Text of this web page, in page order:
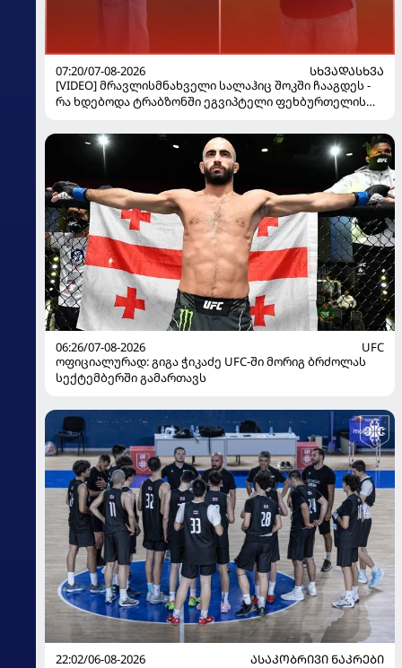
07:20/07-08-2026
ᲡᲮᲕᲐᲓᲐᲡᲮᲕᲐ
[VIDEO] მრავლისმნახველი სალაჰიც შოკში ჩააგდეს -
რა ხდებოდა ტრაბზონში ეგვიპტელი ფეხბურთელის
06:26/07-08-2026
UFC
ოფიციალურად: გიგა ჭიკაძე UFC-ში მორიგ ბრძოლას
სექტემბერში გამართავს
22:02/06-08-2026
ᲐᲡᲐᲙᲝᲑᲠᲘᲕᲘ ᲜᲐᲙᲠᲔᲑᲘ